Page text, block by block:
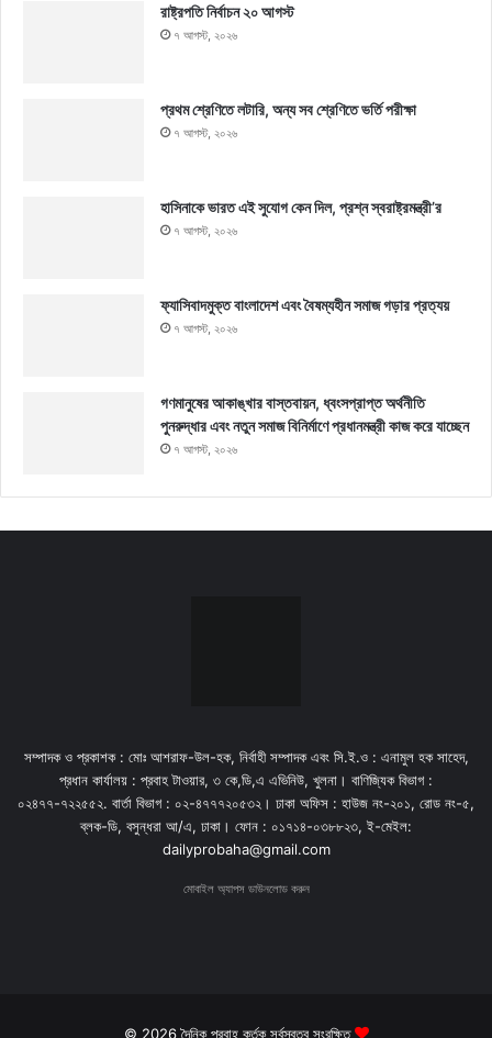
রাষ্ট্রপতি নির্বাচন ২০ আগস্ট
৭ আগস্ট, ২০২৬
প্রথম শ্রেণিতে লটারি, অন্য সব শ্রেণিতে ভর্তি পরীক্ষা
৭ আগস্ট, ২০২৬
হাসিনাকে ভারত এই সুযোগ কেন দিল, প্রশ্ন স্বরাষ্ট্রমন্ত্রী’র
৭ আগস্ট, ২০২৬
ফ্যাসিবাদমুক্ত বাংলাদেশ এবং বৈষম্যহীন সমাজ গড়ার প্রত্যয়
৭ আগস্ট, ২০২৬
গণমানুষের আকাঙ্খার বাস্তবায়ন, ধ্বংসপ্রাপ্ত অর্থনীতি
পুনরুদ্ধার এবং নতুন সমাজ বিনির্মাণে প্রধানমন্ত্রী কাজ করে যাচ্ছেন
৭ আগস্ট, ২০২৬
সম্পাদক ও প্রকাশক : মোঃ আশরাফ-উল-হক, নির্বাহী সম্পাদক এবং সি.ই.ও : এনামুল হক সাহেদ,
প্রধান কার্যালয় : প্রবাহ টাওয়ার, ৩ কে,ডি,এ এভিনিউ, খুলনা। বাণিজ্যিক বিভাগ :
০২৪৭৭-৭২২৫৫২. বার্তা বিভাগ : ০২-৪৭৭৭২০৫৩২। ঢাকা অফিস : হাউজ নং-২০১, রোড নং-৫,
ব্লক-ডি, বসুন্ধরা আ/এ, ঢাকা। ফোন : ০১৭১৪-০৩৮৮২৩, ই-মেইল:
dailyprobaha@gmail.com
মোবাইল অ্যাপস ডাউনলোড করুন
© 2026 দৈনিক প্রবাহ কর্তৃক সর্বস্বত্ব সংরক্ষিত